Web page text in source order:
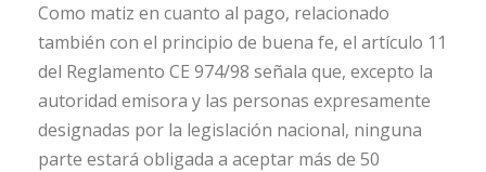
Como matiz en cuanto al pago, relacionado
también con el principio de buena fe, el artículo 11
del Reglamento CE 974/98 señala que, excepto la
autoridad emisora y las personas expresamente
designadas por la legislación nacional, ninguna
parte estará obligada a aceptar más de 50